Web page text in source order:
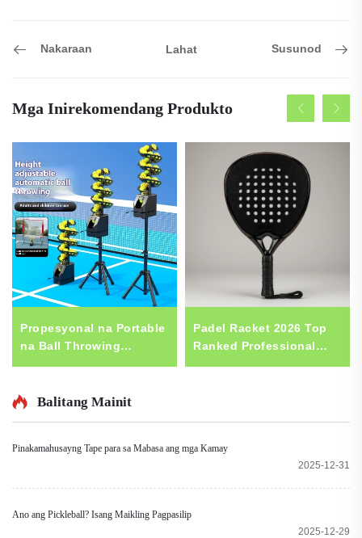
Nakaraan Lahat Susunod
Mga Inirekomendang Produkto
Propesyonal na Portable
na Ball Throwing
na Kagamitan sa
Gawa sa Bakal
Padel Racket 2026 Top
Ranked Professional
Balitang Mainit
Pinakamahusayng Tape para sa Mabasa ang mga Kamay
2025-12-31
Ano ang Pickleball? Isang Maikling Pagpasilip
2025-12-29